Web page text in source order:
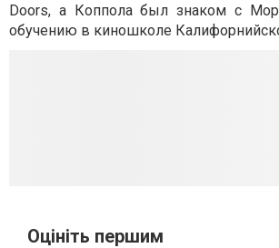
Doors, а Коппола был знаком с
обучению в киношколе
Оцініть першим